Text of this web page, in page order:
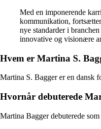
Med en imponerende
kommunikation,
nye standarder i
innovative og visionære
Hvem er Martina S.
Martina S. Bagger er en dansk
Hvornår debuterede
Martina Bagger debuterede